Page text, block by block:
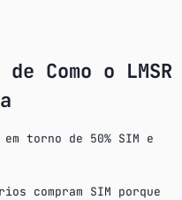
Como o LMSR
em torno de 50% SIM e
compram SIM porque